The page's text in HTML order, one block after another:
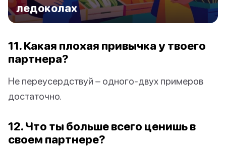
ледоколах
11. Какая плохая привычка у твоего
партнера?
Не переусердствуй – одного-двух примеров
достаточно.
12. Что ты больше всего ценишь в
своем партнере?